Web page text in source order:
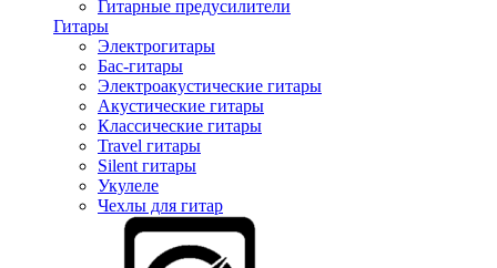
Гитарные предусилители
Гитары
Электрогитары
Бас-гитары
Электроакустические гитары
Акустические гитары
Классические гитары
Travel гитары
Silent гитары
Укулеле
Чехлы для гитар